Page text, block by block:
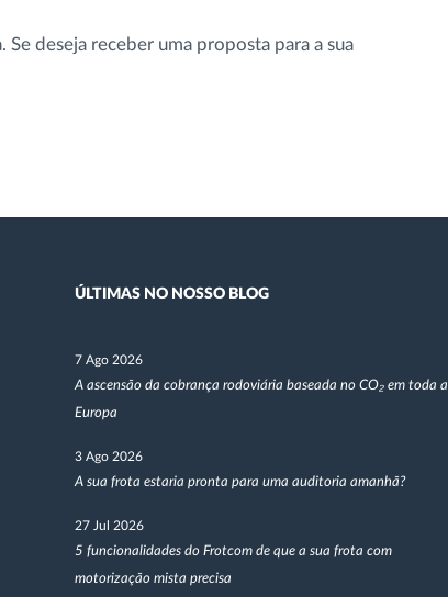
deseja receber uma proposta para a sua
ÚLTIMAS NO NOSSO BLOG
7 Ago 2026
A ascensão da cobrança rodoviária baseada no CO₂ em toda a
Europa
3 Ago 2026
A sua frota estaria pronta para uma auditoria amanhã?
27 Jul 2026
5 funcionalidades do Frotcom de que a sua frota com
motorização mista precisa